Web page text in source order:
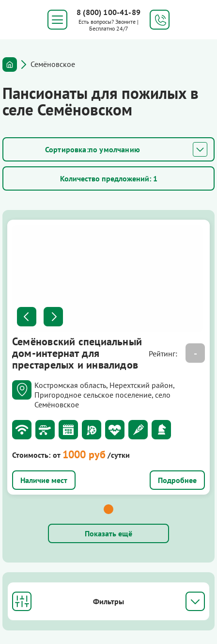
8 (800) 100-41-89
Есть вопросы? Звоните |
Бесплатно 24/7
Семёновское
Пансионаты для пожилых в
селе Семёновском
по умолчанию
Количество предложений: 1
Семёновский специальный
дом-интернат для
престарелых и инвалидов
Рейтинг: -
Костромская область, Нерехтский район,
Пригородное сельское поселение, село
Семёновское
Стоимость: от 1000 руб /сутки
Подробнее
Показать ещё
Фильтры